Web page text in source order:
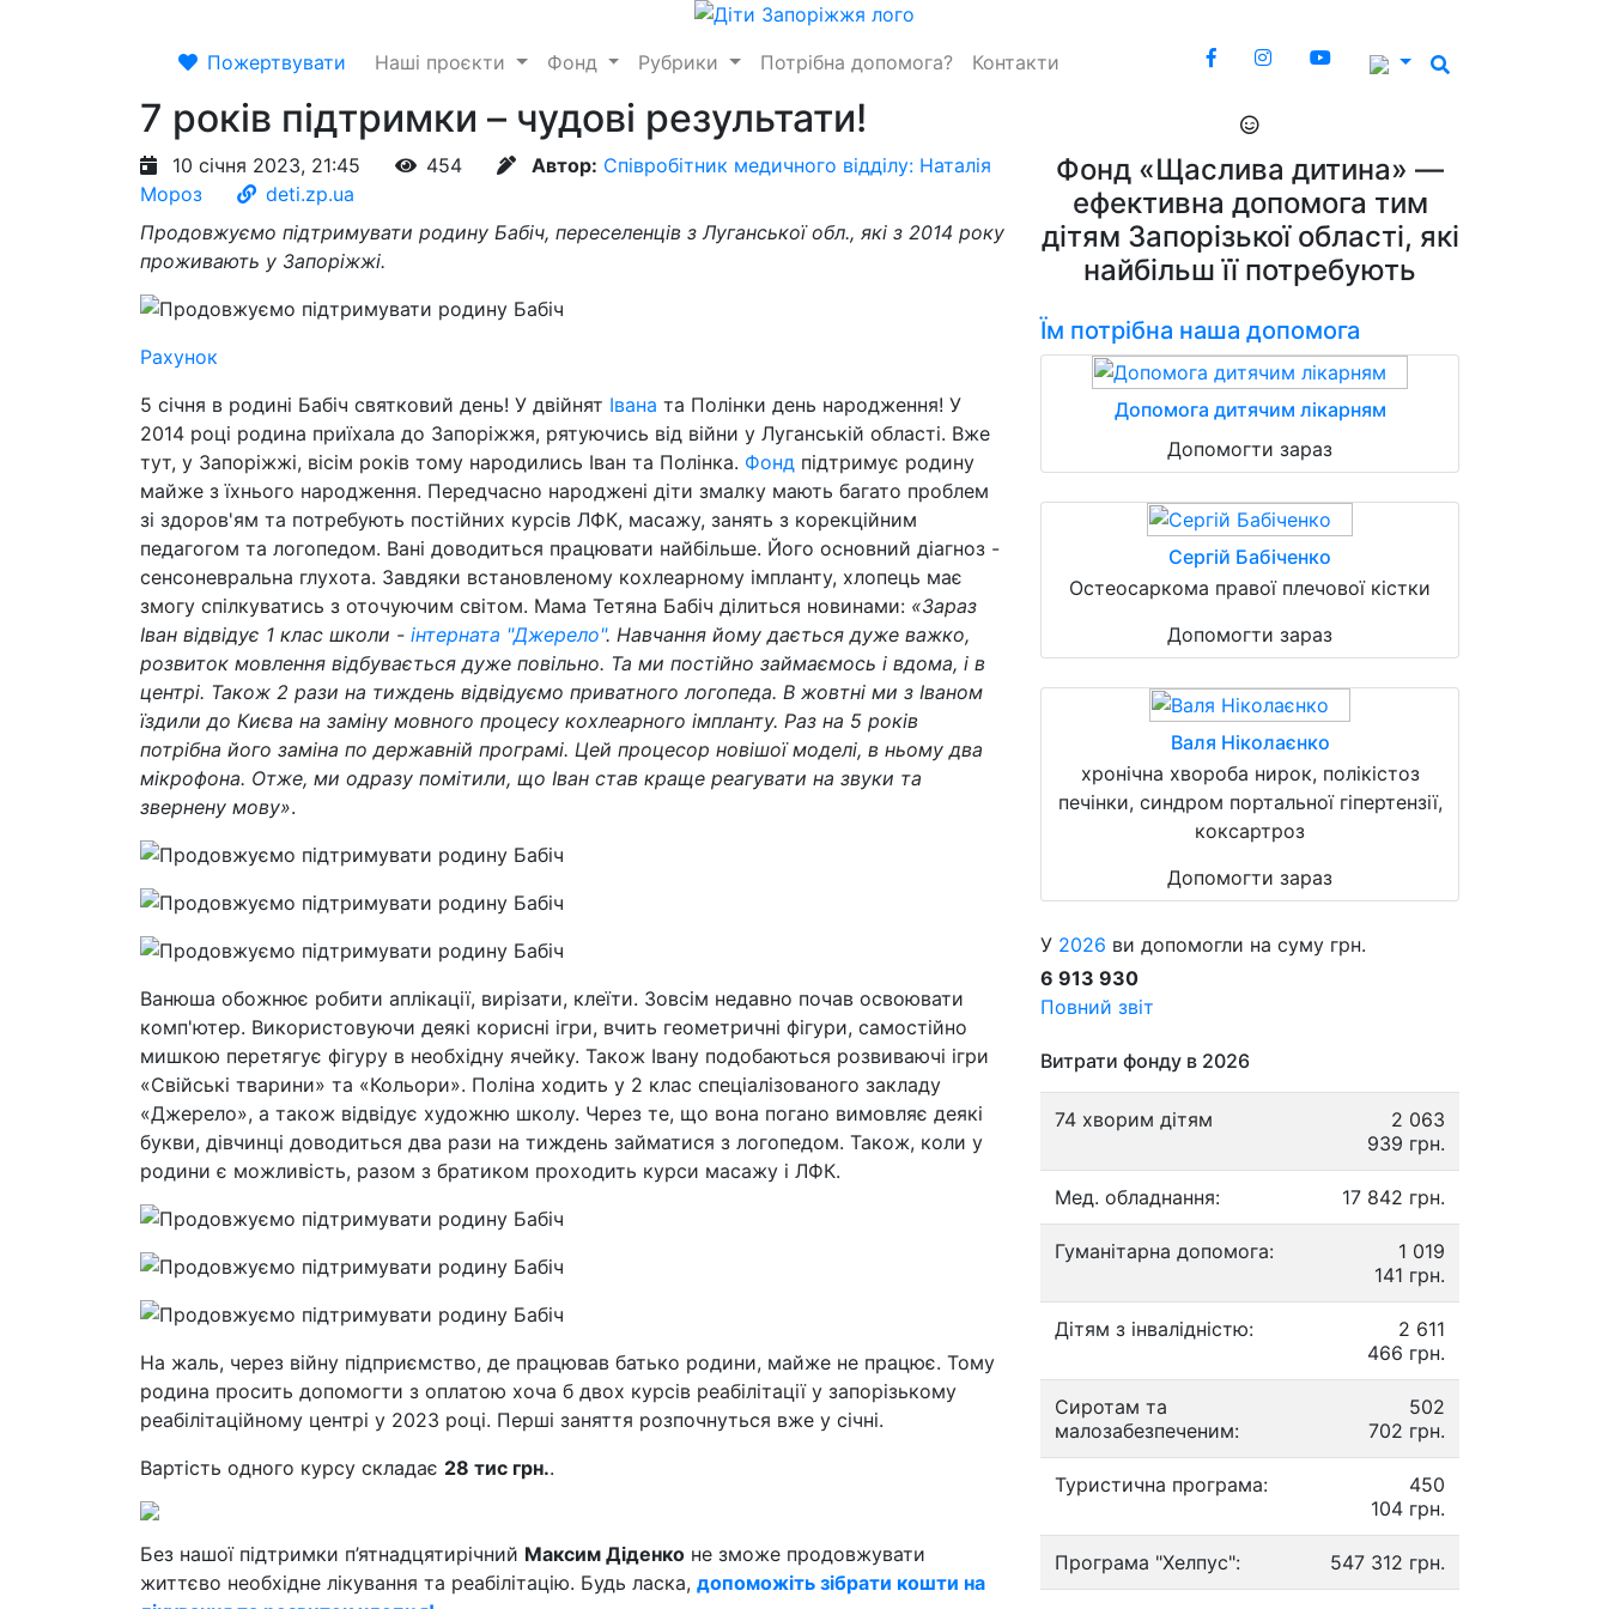
Пожертвувати Наші проєкти Фонд Рубрики Потрібна допомога? Контакти
7 років підтримки – чудові результати!
10 січня 2023, 21:45 454 Автор: Співробітник медичного відділу: Наталія
Мороз
deti.zp.ua
Продовжуємо підтримувати родину Бабіч, переселенців з Луганської обл., які з 2014 року
проживають у Запоріжжі.
Рахунок
5 січня в родині Бабіч святковий день! У двійнят Івана та Полінки день народження! У
2014 році родина приїхала до Запоріжжя, рятуючись від війни у Луганській області. Вже
тут, у Запоріжжі, вісім років тому народились Іван та Полінка. Фонд підтримує родину
майже з їхнього народження. Передчасно народжені діти змалку мають багато проблем
зі здоров'ям та потребують постійних курсів ЛФК, масажу, занять з корекційним
педагогом та логопедом. Вані доводиться працювати найбільше. Його основний діагноз -
сенсоневральна глухота. Завдяки встановленому кохлеарному імпланту, хлопець має
змогу спілкуватись з оточуючим світом. Мама Тетяна Бабіч ділиться новинами: «Зараз
Іван відвідує 1 клас школи - інтерната "Джерело". Навчання йому дається дуже важко,
розвиток мовлення відбувається дуже повільно. Та ми постійно займаємось і вдома, і в
центрі. Також 2 рази на тиждень відвідуємо приватного логопеда. В жовтні ми з Іваном
їздили до Києва на заміну мовного процесу кохлеарного імпланту. Раз на 5 років
потрібна його заміна по державній програмі. Цей процесор новішої моделі, в ньому два
мікрофона. Отже, ми одразу помітили, що Іван став краще реагувати на звуки та
звернену мову».
Ванюша обожнює робити аплікації, вирізати, клеїти. Зовсім недавно почав освоювати
комп'ютер. Використовуючи деякі корисні ігри, вчить геометричні фігури, самостійно
мишкою перетягує фігуру в необхідну ячейку. Також Івану подобаються розвиваючі ігри
«Свійські тварини» та «Кольори». Поліна ходить у 2 клас спеціалізованого закладу
«Джерело», а також відвідує художню школу. Через те, що вона погано вимовляє деякі
букви, дівчинці доводиться два рази на тиждень займатися з логопедом. Також, коли у
родини є можливість, разом з братиком проходить курси масажу і ЛФК.
На жаль, через війну підприємство, де працював батько родини, майже не працює. Тому
родина просить допомогти з оплатою хоча б двох курсів реабілітації у запорізькому
реабілітаційному центрі у 2023 році. Перші заняття розпочнуться вже у січні.
Вартість одного курсу складає 28 тис грн..
Без нашої підтримки п’ятнадцятирічний Максим Діденко не зможе продовжувати
життєво необхідне лікування та реабілітацію. Будь ласка, допоможіть зібрати кошти на
Фонд «Щаслива дитина» —
ефективна допомога тим
дітям Запорізької області, які
найбільш її потребують
Їм потрібна наша допомога
Допомога дитячим лікарням
Допомогти зараз
Сергій Бабіченко
Остеосаркома правої плечової кістки
Допомогти зараз
Валя Ніколаєнко
хронічна хвороба нирок, полікістоз
печінки, синдром портальної гіпертензії,
коксартроз
Допомогти зараз
У 2026 ви допомогли на суму грн.
6 913 930
Повний звіт
Витрати фонду в 2026
74 хворим дітям
2 063
939 грн.
Мед. обладнання: 17 842 грн.
Гуманітарна допомога:
1 019
141 грн.
Дітям з інвалідністю:
2 611
466 грн.
Сиротам та
малозабезпеченим:
502
702 грн.
Туристична програма:
450
104 грн.
Програма "Хелпус": 547 312 грн.